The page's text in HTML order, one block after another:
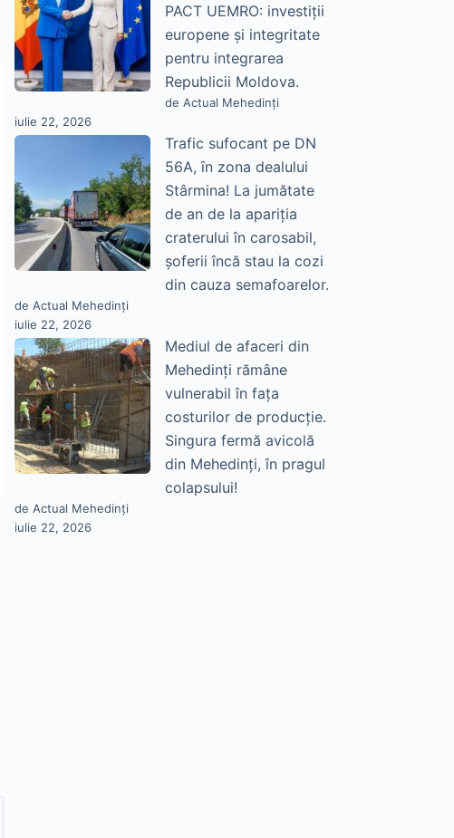
PACT UEMRO: investiții
europene și integritate
pentru integrarea
Republicii Moldova.
de Actual Mehedinți
iulie 22, 2026
Trafic sufocant pe DN
56A, în zona dealului
Stârmina! La jumătate
de an de la apariția
craterului în carosabil,
șoferii încă stau la cozi
din cauza semafoarelor.
de Actual Mehedinți
iulie 22, 2026
Mediul de afaceri din
Mehedinți rămâne
vulnerabil în fața
costurilor de producție.
Singura fermă avicolă
din Mehedinți, în pragul
colapsului!
de Actual Mehedinți
iulie 22, 2026